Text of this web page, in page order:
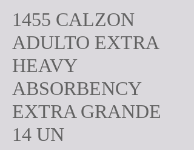
1455 CALZON
ADULTO EXTRA
HEAVY
ABSORBENCY
EXTRA GRANDE
14 UN